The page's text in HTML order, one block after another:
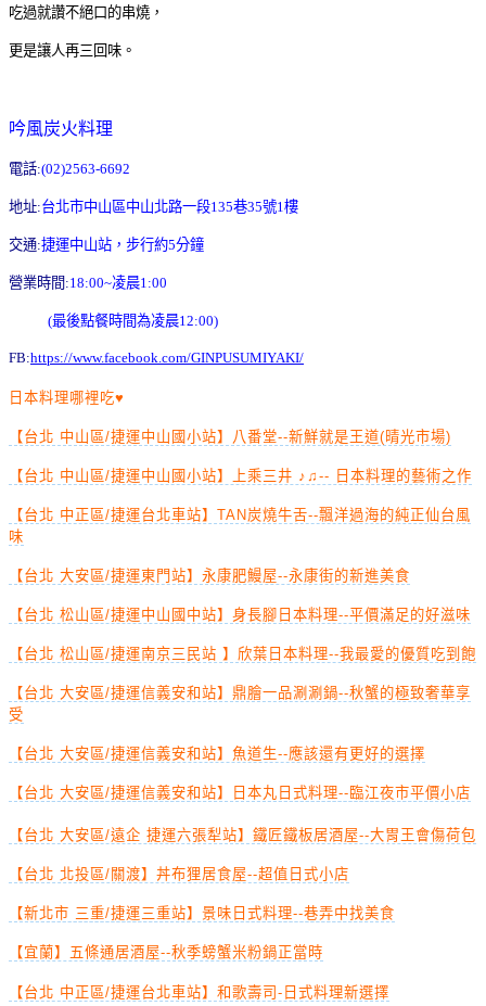
吃過就讚不絕口的串燒，
更是讓人再三回味。
吟風炭火料理
電話:(02)2563-6692
地址:台北市中山區中山北路一段135巷35號1樓
交通:捷運中山站，步行約5分鐘
營業時間:18:00~凌晨1:00
(最後點餐時間為凌晨12:00)
FB:https://www.facebook.com/GINPUSUMIYAKI/
日本料理哪裡吃♥
【台北 中山區/捷運中山國小站】八番堂--新鮮就是王道(晴光市場)
【台北 中山區/捷運中山國小站】上乘三井 ♪♫-- 日本料理的藝術之作
【台北 中正區/捷運台北車站】TAN炭燒牛舌--飄洋過海的純正仙台風
味
【台北 大安區/捷運東門站】永康肥鰻屋--永康街的新進美食
【台北 松山區/捷運中山國中站】身長腳日本料理--平價滿足的好滋味
【台北 松山區/捷運南京三民站 】欣葉日本料理--我最愛的優質吃到飽
【台北 大安區/捷運信義安和站】鼎膾一品涮涮鍋--秋蟹的極致奢華享
受
【台北 大安區/捷運信義安和站】魚道生--應該還有更好的選擇
【台北 大安區/捷運信義安和站】日本丸日式料理--臨江夜市平價小店
【台北 大安區/遠企 捷運六張犁站】鐵匠鐵板居酒屋--大胃王會傷荷包
【台北 北投區/關渡】丼布狸居食屋--超值日式小店
【新北市 三重/捷運三重站】景味日式料理--巷弄中找美食
【宜蘭】五條通居酒屋--秋季螃蟹米粉鍋正當時
【台北 中正區/捷運台北車站】和歌壽司-日式料理新選擇